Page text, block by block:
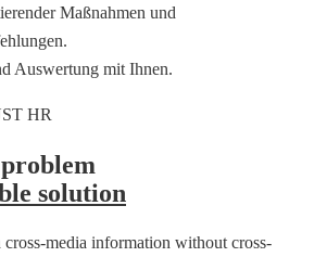
Maßnahmen und
Auswertung mit Ihnen.
HR
solution
media information without cross-